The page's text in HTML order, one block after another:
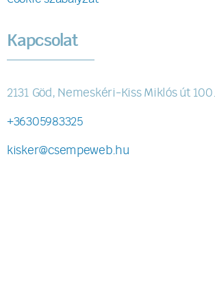
Kapcsolat
2131 Göd, Nemeskéri-Kiss Miklós út 100.
+36305983325
kisker@csempeweb.hu